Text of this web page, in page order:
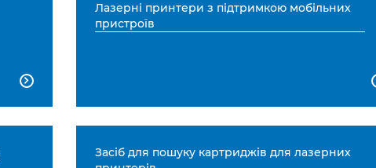

Лазерні принтери з підтримкою мобільних
пристроїв
Засіб для пошуку картриджів для лазерних